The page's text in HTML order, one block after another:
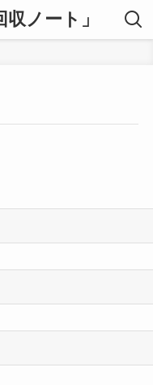
ノート」